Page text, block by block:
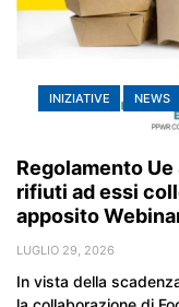
INIZIATIVE NEWS
Regolamento
rifiuti ad essi
apposito
LUGLIO 29, 2026
In vista della